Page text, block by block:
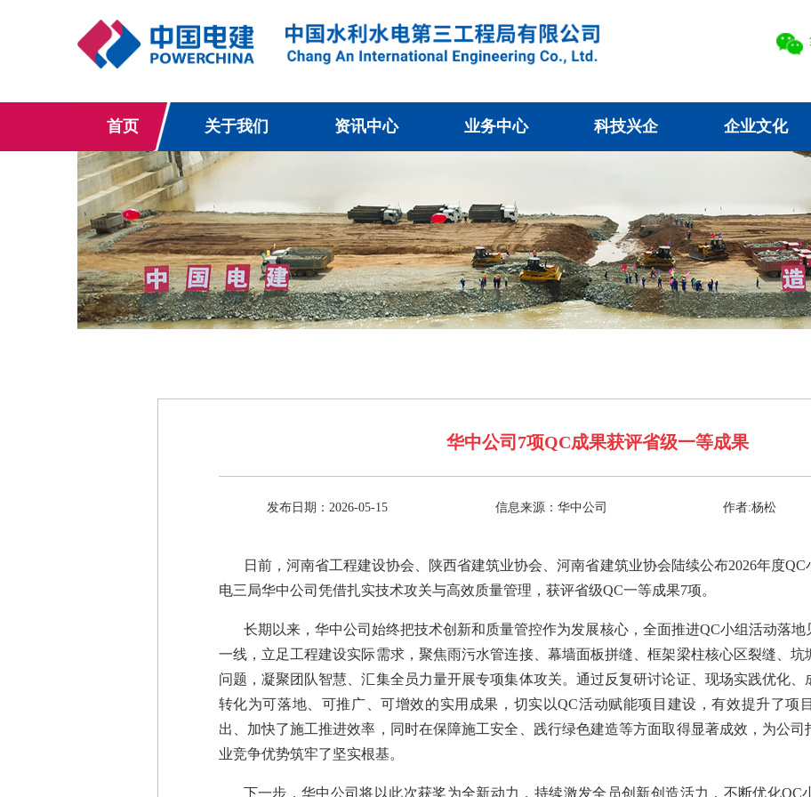
首页 关于我们 资讯中心 业务中心 科技兴企 企业文化
华中公司7项QC成果获评省级一等成果
发布日期：2026-05-15 信息来源：华中公司 作者:杨松
日前，河南省工程建设协会、陕西省建筑业协会、河南省建筑业协会陆续公布2026年度
电三局华中公司凭借扎实技术攻关与高效质量管理，获评省级QC一等成果7项。
长期以来，华中公司始终把技术创新和质量管控作为发展核心，全面推进QC小组活动落地
一线，立足工程建设实际需求，聚焦雨污水管连接、幕墙面板拼缝、框架梁柱核心区裂缝、坑
问题，凝聚团队智慧、汇集全员力量开展专项集体攻关。通过反复研讨论证、现场实践优化、
转化为可落地、可推广、可增效的实用成果，切实以QC活动赋能项目建设，有效提升了项
出、加快了施工推进效率，同时在保障施工安全、践行绿色建造等方面取得显著成效，为公
业竞争优势筑牢了坚实根基。
下一步，华中公司将以此次获奖为全新动力，持续激发全员创新创造活力，不断优化QC